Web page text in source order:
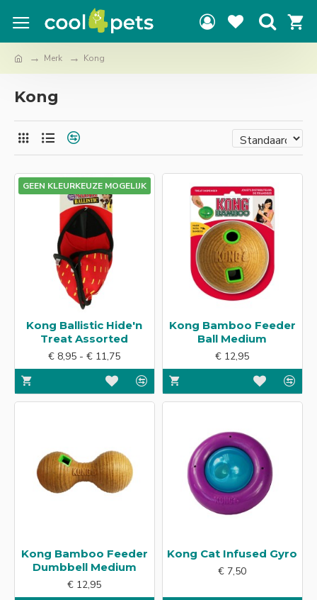
Merk Kong
Kong
GEEN KLEURKEUZE MOGELIJK
Kong Ballistic Hide'n
Treat Assorted
€ 8,95 - € 11,75
Kong Bamboo Feeder
Ball Medium
€ 12,95
Kong Bamboo Feeder
Dumbbell Medium
€ 12,95
Kong Cat Infused Gyro
€ 7,50